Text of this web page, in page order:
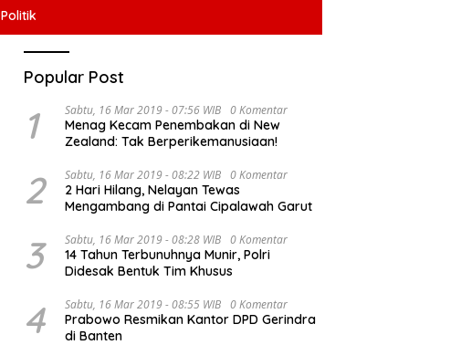
Politik
Popular Post
1 Sabtu, 16 Mar 2019 - 07:56 WIB 0 Komentar
Menag Kecam Penembakan di New
Zealand: Tak Berperikemanusiaan!
2 Sabtu, 16 Mar 2019 - 08:22 WIB 0 Komentar
2 Hari Hilang, Nelayan Tewas
Mengambang di Pantai Cipalawah Garut
3 Sabtu, 16 Mar 2019 - 08:28 WIB 0 Komentar
14 Tahun Terbunuhnya Munir, Polri
Didesak Bentuk Tim Khusus
4 Sabtu, 16 Mar 2019 - 08:55 WIB 0 Komentar
Prabowo Resmikan Kantor DPD Gerindra
di Banten